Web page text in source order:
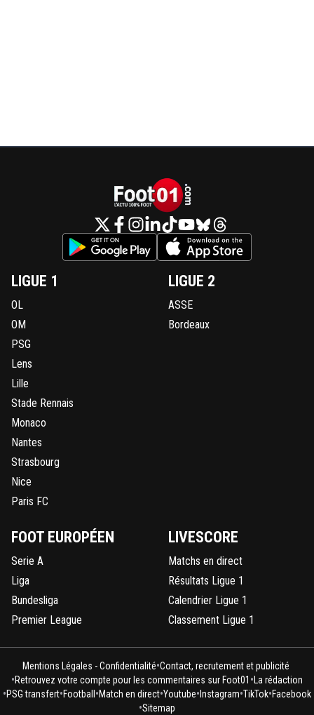
LIGUE 1
OL
OM
PSG
Lens
Lille
Stade Rennais
Monaco
Nantes
Strasbourg
Nice
Paris FC
LIGUE 2
ASSE
Bordeaux
FOOT EUROPÉEN
Serie A
Liga
Bundesliga
Premier League
LIVESCORE
Matchs en direct
Résultats Ligue 1
Calendrier Ligue 1
Classement Ligue 1
Mentions Légales - Confidentialité•Contact, recrutement et publicité
•Retrouvez votre compte pour les commentaires sur Foot01 • La rédaction
•PSG transfert•Football •Match en direct•Youtube• Instagram•TikTok•Facebook
•Sitemap